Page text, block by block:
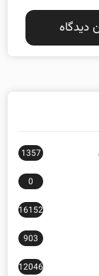
1357
0
16152
903
12046